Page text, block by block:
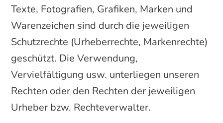
Texte, Fotografien, Grafiken, Marken und
Warenzeichen sind durch die jeweiligen
Schutzrechte (Urheberrechte, Markenrechte)
geschützt. Die Verwendung,
Vervielfältigung usw. unterliegen unseren
Rechten oder den Rechten der jeweiligen
Urheber bzw. Rechteverwalter.